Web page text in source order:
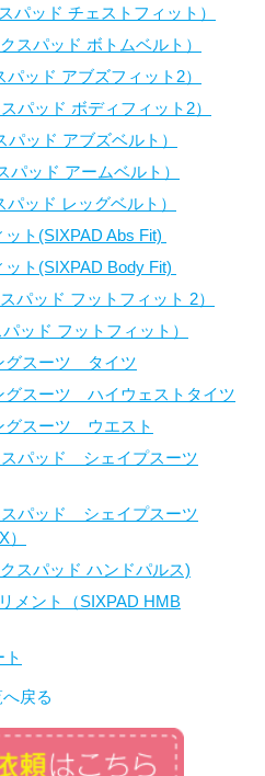
パッド チェストフィット）
スパッド ボトムベルト）
ッド アブズフィット2）
パッド ボディフィット2）
ッド アブズベルト）
パッド アームベルト）
ッド レッグベルト）
ト(SIXPAD Abs Fit)
ト(SIXPAD Body Fit)
パッド フットフィット 2）
ッド フットフィット）
グスーツ タイツ
グスーツ ハイウェストタイツ
グスーツ ウエスト
パッド シェイプスーツ
パッド シェイプスーツ
スパッド ハンドパルス)
メント（SIXPAD HMB
戻る